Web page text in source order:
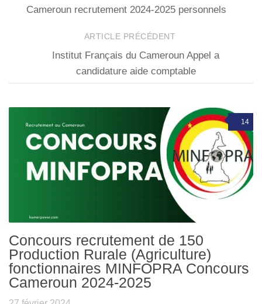
Cameroun recrutement 2024-2025 personnels
ARTICLE PRÉCÉDENT
Institut Français du Cameroun Appel a
candidature aide comptable
14
Concours recrutement de 150
Production Rurale (Agriculture)
fonctionnaires MINFOPRA Concours
Cameroun 2024-2025